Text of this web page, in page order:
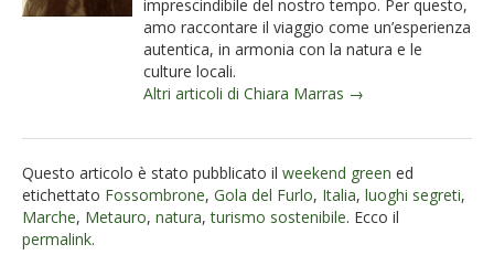
imprescindibile del nostro tempo. Per questo,
amo raccontare il viaggio come un’esperienza
autentica, in armonia con la natura e le
culture locali.
Altri articoli di Chiara Marras →
Questo articolo è stato pubblicato il weekend green ed
etichettato Fossombrone, Gola del Furlo, Italia, luoghi segreti,
Marche, Metauro, natura,turismo sostenibile. Ecco il
permalink.